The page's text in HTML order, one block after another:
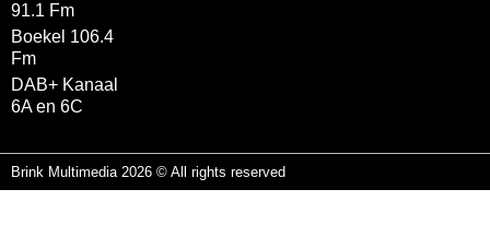
91.1 Fm
Boekel 106.4
Fm
DAB+ Kanaal
6A en 6C
Brink Multimedia 2026 © All rights reserved